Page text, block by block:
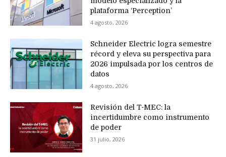
plataforma ‘Perception’
4 agosto, 2026
Schneider Electric logra semestre
récord y eleva su perspectiva para
2026 impulsada por los centros de
datos
4 agosto, 2026
Revisión del T-MEC: la
incertidumbre como instrumento
de poder
31 julio, 2026